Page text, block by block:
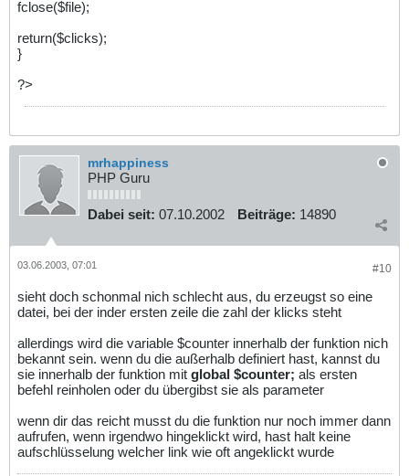
fclose($file);
return($clicks);
}
?>
mrhappiness
PHP Guru
Dabei seit: 07.10.2002 Beiträge: 14890
#10
03.06.2003, 07:01
sieht doch schonmal nich schlecht aus, du erzeugst so eine
datei, bei der inder ersten zeile die zahl der klicks steht
allerdings wird die variable $counter innerhalb der funktion nich
bekannt sein. wenn du die außerhalb definiert hast, kannst du
sie innerhalb der funktion mit global $counter; als ersten
befehl reinholen oder du übergibst sie als parameter
wenn dir das reicht musst du die funktion nur noch immer dann
aufrufen, wenn irgendwo hingeklickt wird, hast halt keine
aufschlüsselung welcher link wie oft angeklickt wurde